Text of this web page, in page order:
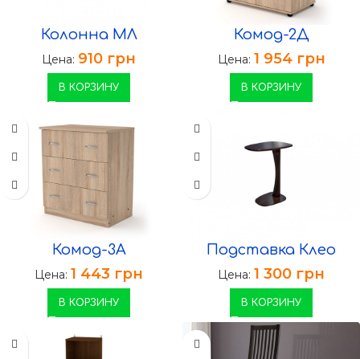
Колонна МЛ
Цена: 910 грн
В КОРЗИНУ
Комод-2Д
Цена: 1 954 грн
В КОРЗИНУ
Комод-3А
Цена: 1 443 грн
В КОРЗИНУ
Подставка Клео
Цена: 1 300 грн
В КОРЗИНУ